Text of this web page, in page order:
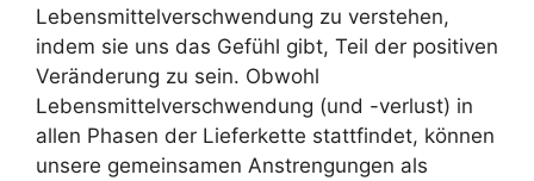
Lebensmittelverschwendung zu verstehen,
indem sie uns das Gefühl gibt, Teil der positiven
Veränderung zu sein. Obwohl
Lebensmittelverschwendung (und -verlust) in
allen Phasen der Lieferkette stattfindet, können
unsere gemeinsamen Anstrengungen als